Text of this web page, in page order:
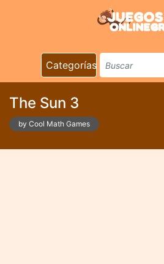
Categorías
The Sun 3
by Cool Math Games